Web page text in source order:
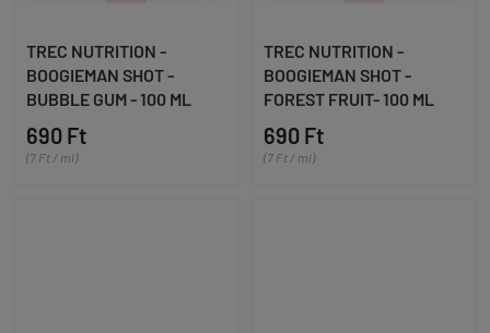
TREC NUTRITION -
BOOGIEMAN SHOT -
BUBBLE GUM - 100 ML
690 Ft
(7 Ft / ml)
TREC NUTRITION -
BOOGIEMAN SHOT -
FOREST FRUIT- 100 ML
690 Ft
(7 Ft / ml)